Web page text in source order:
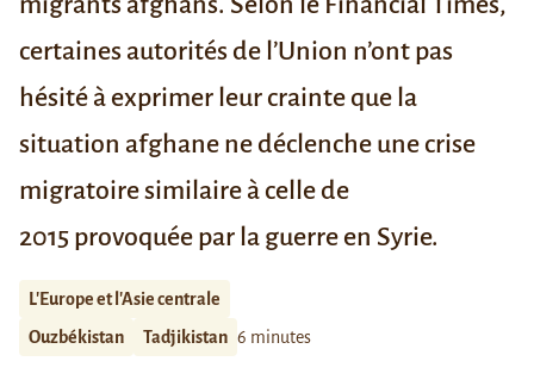
certaines autorités de l’Union n’ont pas
hésité à exprimer leur crainte que la
situation afghane ne déclenche une crise
migratoire similaire à celle de
2015 provoquée par la guerre en Syrie.
L'Europe et l'Asie centrale
Ouzbékistan
Tadjikistan 6 minutes